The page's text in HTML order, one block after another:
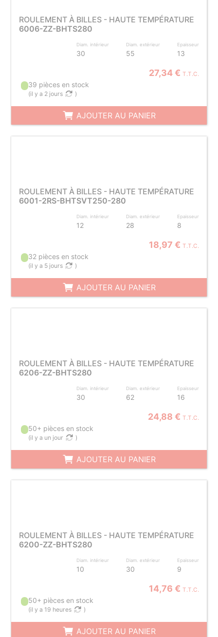
ROULEMENT À BILLES - HAUTE TEMPÉRATURE
6006-ZZ-BHTS280
Diam. intérieur
30
Diam. extérieur
55
Epaisseur
13
27,34 € T.T.C.
39 pièces en stock
(il y a 2 jours )
AJOUTER AU PANIER
ROULEMENT À BILLES - HAUTE TEMPÉRATURE
6001-2RS-BHTSVT250-280
Diam. intérieur
12
Diam. extérieur
28
Epaisseur
8
18,97 € T.T.C.
32 pièces en stock
(il y a 5 jours )
AJOUTER AU PANIER
ROULEMENT À BILLES - HAUTE TEMPÉRATURE
6206-ZZ-BHTS280
Diam. intérieur
30
Diam. extérieur
62
Epaisseur
16
24,88 € T.T.C.
50+ pièces en stock
(il y a un jour )
AJOUTER AU PANIER
ROULEMENT À BILLES - HAUTE TEMPÉRATURE
6200-ZZ-BHTS280
Diam. intérieur
10
Diam. extérieur
30
Epaisseur
9
14,76 € T.T.C.
50+ pièces en stock
(il y a 19 heures )
AJOUTER AU PANIER